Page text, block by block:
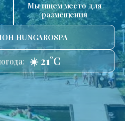
Мы ищем место для
размещения
HUNGAROSPA
☀️ 21°C